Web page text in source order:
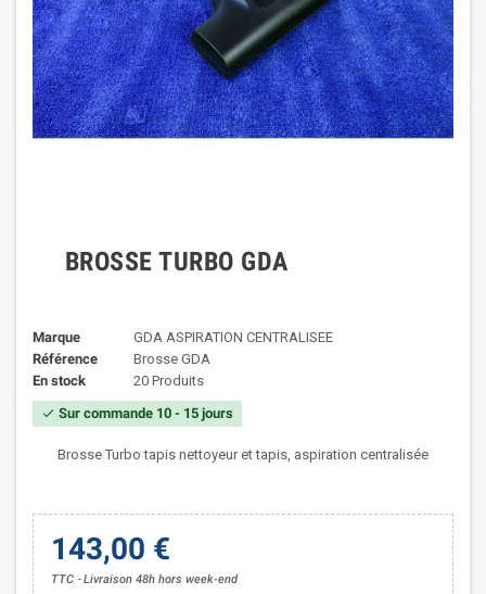
BROSSE TURBO GDA
Marque
GDA ASPIRATION CENTRALISEE
Référence
Brosse GDA
En stock
20 Produits
check Sur commande 10 - 15 jours
Brosse Turbo tapis nettoyeur et tapis, aspiration centralisée
143,00 €
TTC Livraison 48h hors week-end